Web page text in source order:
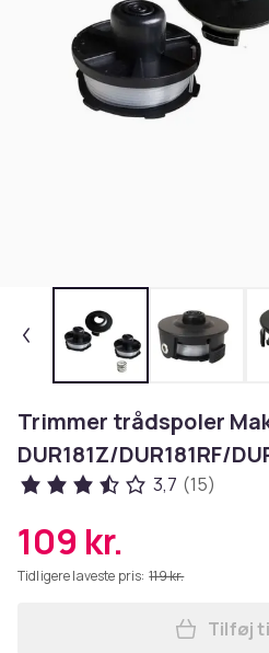
Trimmer trådspoler
DUR181Z/DUR181RF/
3,7 (15)
109 kr.
Tidligere laveste pris: 119 kr.
Tilføj